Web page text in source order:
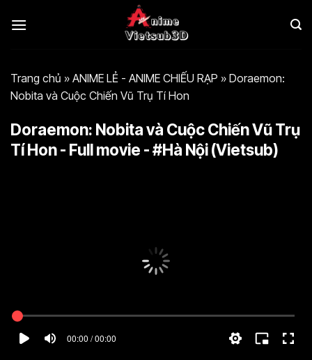
qua
Trang chủ » ANIME LẺ - ANIME CHIẾU RẠP » Doraemon:
Nobita và Cuộc Chiến Vũ Trụ Tí Hon
Doraemon: Nobita và Cuộc Chiến Vũ Trụ
Tí Hon - Full movie - #Hà Nội (Vietsub)
00:00 / 00:00